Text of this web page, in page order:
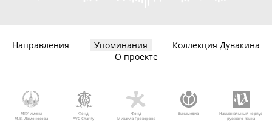
Направления Упоминания
Коллекция Дувакина
О проекте
МГУ имени
М.В. Ломоносова
Фонд
AVC Charity
Фонд
Михаила Прохорова
Викимедиа
Национальный корпус
русского языка